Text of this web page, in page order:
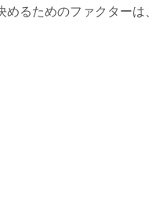
るためのファクターは、